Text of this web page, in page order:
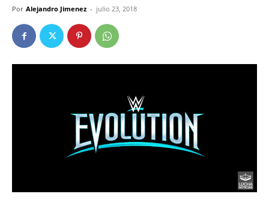
Por Alejandro Jimenez - julio 23, 2018